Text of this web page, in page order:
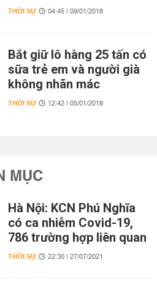
THỜI SỰ 04:45 | 09/01/2018
Bắt giữ lô hàng 25 tấn có
sữa trẻ em và người già
không nhãn mác
THỜI SỰ 12:42 | 05/01/2018
MỤC
Hà Nội: KCN Phú Nghĩa
có ca nhiễm Covid-19,
786 trường hợp liên quan
THỜI SỰ 22:30 | 27/07/2021